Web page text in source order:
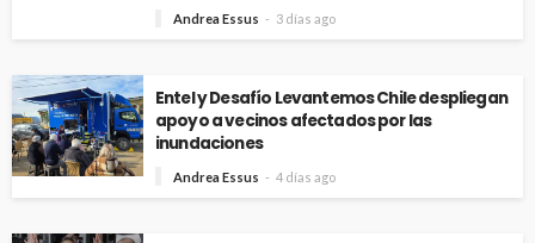
Andrea Essus 3 días ago
Entel y Desafío Levantemos Chile despliegan
apoyo a vecinos afectados por las
inundaciones
Andrea Essus 4 días ago